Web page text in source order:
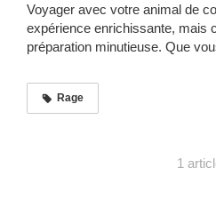
Voyager avec votre animal de
expérience enrichissante, mais
préparation minutieuse. Que
Rage
1